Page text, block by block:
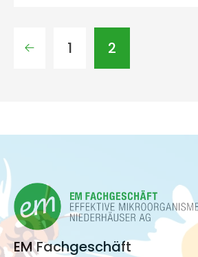
1 2
EM Fachgeschäft